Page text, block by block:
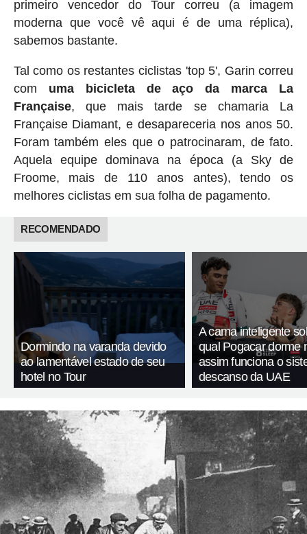
primeiro vencedor do Tour correu (a imagem
moderna que você vê aqui é de uma réplica),
sabemos bastante.
Tal como os restantes ciclistas 'top 5', Garin correu
com uma bicicleta de aço da marca La
Française, que mais tarde se chamaria La
Française Diamant, e desapareceria nos anos 50.
Foram também eles que o patrocinaram, de fato.
Aquela equipe dominava na época (a Sky de
Froome, mais de 110 anos antes), tendo os
melhores ciclistas em sua folha de pagamento.
RECOMENDADO
Dormindo na varanda devido
ao lamentável estado de seu
hotel no Tour
A cama inteligente
qual Pogacar dorme
assim funciona o
descanso da UAE